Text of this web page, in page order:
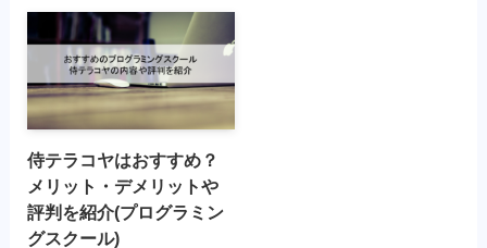
侍テラコヤはおすすめ？
メリット・デメリットや
評判を紹介(プログラミン
グスクール)